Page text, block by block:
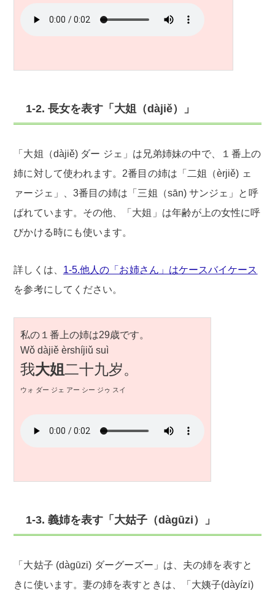
1-2. 長女を表す「大姐（dàjiě）」
「大姐（dàjiě) ダー ジェ」は兄弟姉妹の中で、１番上の
姉に対して使われます。2番目の姉は「二姐（èrjiě) ェ
ァージェ」、3番目の姉は「三姐（sān) サンジェ」と呼
ばれています。その他、「大姐」は年齢が上の女性に呼
びかける時にも使います。
詳しくは、 1-5.他人の「お姉さん」はケースバイケース
を参考にしてください。
私の１番上の姉は29歳です。
Wǒ dàjiě èrshíjiǔ suì
我大姐二十九岁。
ウォ ダー ジェ アー シー ジゥ スイ
1-3. 義姉を表す「大姑子（dàgūzi）」
「大姑子 (dàgūzi) ダーグーズー」は、夫の姉を表すと
きに使います。妻の姉を表すときは、「大姨子(dàyízi)